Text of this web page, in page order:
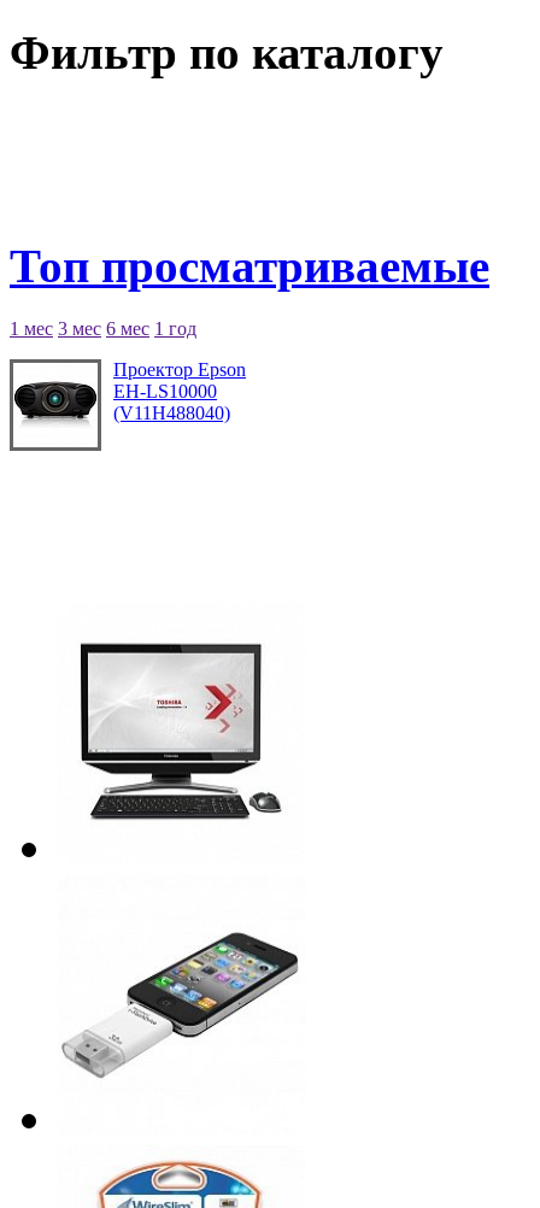
Фильтр по каталогу
Топ просматриваемые
1 мес 3 мес 6 мес 1 год
Проектор Epson
EH-LS10000
(V11H488040)